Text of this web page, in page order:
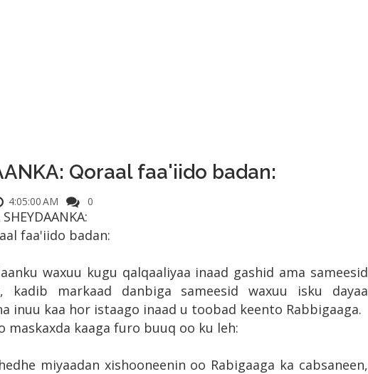
Qoraal faa'iido badan:
4:05:00 AM 0
faa'iido badan:
waxuu kugu qalqaaliyaa inaad gashid ama sameesid
kadib markaad danbiga sameesid waxuu isku dayaa
inuu kaa hor istaago inaad u toobad keento Rabbigaaga.
maskaxda kaaga furo buuq oo ku leh:
miyaadan xishooneenin oo Rabigaaga ka cabsaneen,